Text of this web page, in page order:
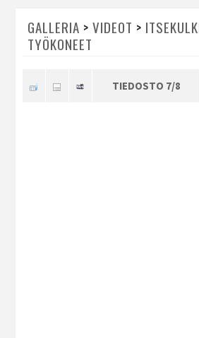
GALLERIA > VIDEOT >
TYÖKONEET
TIEDOSTO 7/8